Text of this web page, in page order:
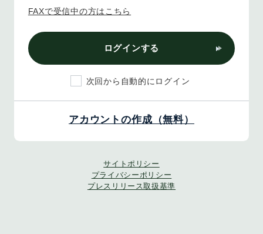
FAXで受信中の方はこちら
ログインする
次回から自動的にログイン
アカウントの作成（無料）
サイトポリシー
プライバシーポリシー
プレスリリース取扱基準